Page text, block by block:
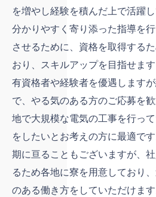
を増やし経験を積んだ上で活躍
分かりやすく寄り添った指導を
させるために、資格を取得する
おり、スキルアップを目指せます
有資格者や経験者を優遇します
で、やる気のある方のご応募を
地で大規模な電気の工事を行っ
をしたいとお考えの方に最適で
期に亘ることもございますが、
るため各地に寮を用意しており
のある働き方をしていただけます